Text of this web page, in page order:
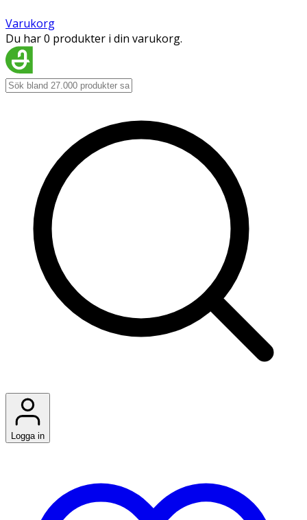
Varukorg
Du har 0 produkter i din varukorg.
Logga in